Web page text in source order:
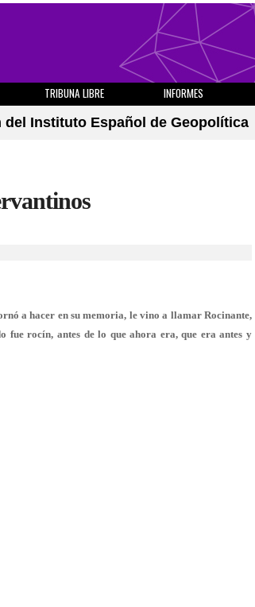
TRIBUNA LIBRE INFORMES
del Instituto Español de Geopolítica
a hacer en su memoria, le vino a llamar Rocinante,
fue rocín, antes de lo que ahora era, que era antes y